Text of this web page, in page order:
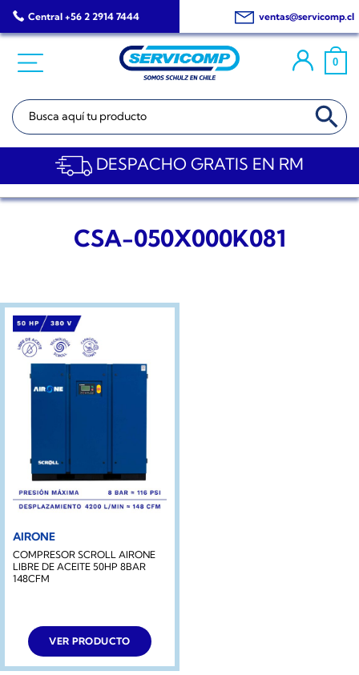
Saltar
al
Central +56 2 2914 7444 ventas@servicomp.cl
0
Buscar: BOTÓN DE
DESPACHO GRATIS EN RM
CSA-050X000K081
AIRONE
COMPRESOR SCROLL AIRONE
LIBRE DE ACEITE 50HP 8BAR
148CFM
VER PRODUCTO